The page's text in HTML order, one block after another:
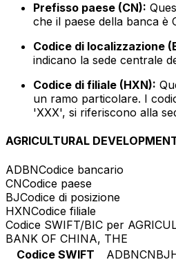
Prefisso paese (CN):
che il paese della banca è
Codice di localizzazione
indicano la sede centrale
Codice di filiale (HXN):
un ramo particolare. I
'XXX', si riferiscono alla
AGRICULTURAL
ADBNCodice bancario
CNCodice paese
BJCodice di posizione
HXNCodice filiale
Codice SWIFT/BIC per
BANK OF CHINA, THE
Codice SWIFT